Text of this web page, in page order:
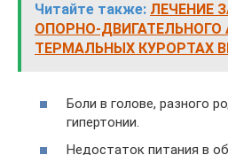
Читайте также: ЛЕЧЕНИЕ
ОПОРНО-ДВИГАТЕЛЬНОГО
ТЕРМАЛЬНЫХ КУРОРТАХ
Боли в голове, разного
гипертонии.
Недостаток питания в